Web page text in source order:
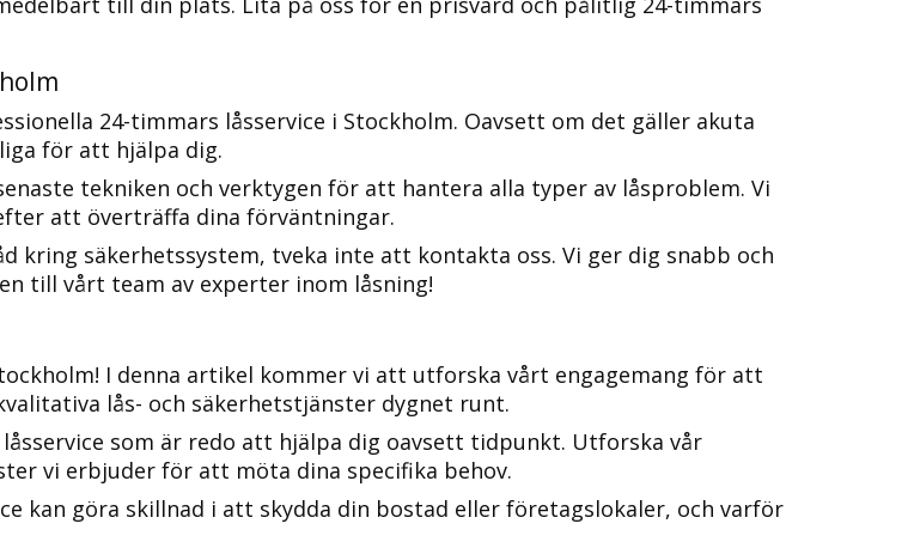
24-timmars låsservice i Stockholm. Oavsett om det gäller akuta
för att hjälpa dig.​
tekniken och verktygen för att hantera alla typer av låsproblem.​ Vi
att överträffa dina förväntningar.
kring säkerhetssystem, tveka inte att kontakta oss.​ Vi ger dig snabb och
till vårt team av experter inom låsning!
I denna artikel kommer vi att utforska vårt engagemang för att
lås- och säkerhetstjänster dygnet runt.​
som är redo att hjälpa dig oavsett tidpunkt.​ Utforska vår
vi erbjuder för att möta dina specifika behov.
kan göra skillnad i att skydda din bostad eller företagslokaler, och varför